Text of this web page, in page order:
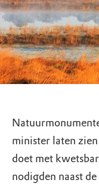
minister laten
doet met
nodigden naast